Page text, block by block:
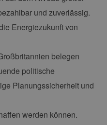
und zuverlässig.
Energiezukunft von
belegen
politische
Planungssicherheit und
werden können.